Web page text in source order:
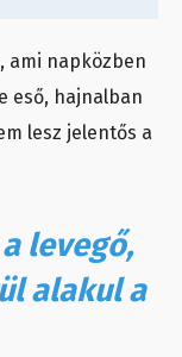
ami napközben
eső, hajnalban
lesz jelentős a
levegő,
alakul a